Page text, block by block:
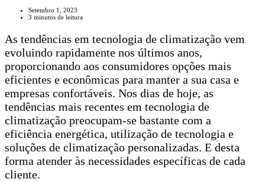
Setembro 1, 2023
3 minutos de leitura
As tendências em tecnologia de climatização vem
evoluindo rapidamente nos últimos anos,
proporcionando aos consumidores opções mais
eficientes e econômicas para manter a sua casa e
empresas confortáveis. Nos dias de hoje, as
tendências mais recentes em tecnologia de
climatização preocupam-se bastante com a
eficiência energética, utilização de tecnologia e
soluções de climatização personalizadas. E desta
forma atender às necessidades específicas de cada
cliente.